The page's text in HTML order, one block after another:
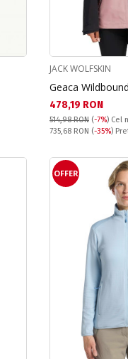
JACK WOLFSKIN
Geaca
Текуща цена:
478,19 RON
514,98 RON (-7%) Cel
Pret obisnuit:
735,68 RON (-35%)
OFFER